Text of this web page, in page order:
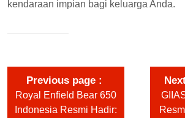
kendaraan impian bagi keluarga Anda.
Previous page
Royal Enfield Bear 650
Indonesia Resmi Hadir: